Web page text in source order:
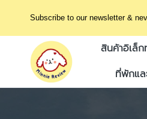
Subscribe to our newsletter &
สินค้าอิเล็
ที่พักแล